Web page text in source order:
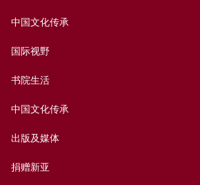
中国文化传承
国际视野
书院生活
中国文化传承
出版及媒体
捐赠新亚